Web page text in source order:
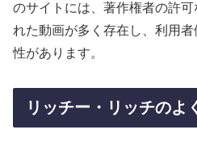
のサイトには、著作権者の許
れた動画が多く存在し、利用
性があります。
リッチー・リッチのよ